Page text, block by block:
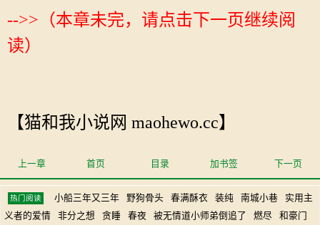
-->>（本章未完，请点击下一页继续阅
读）
【猫和我小说网 maohewo.cc】
上一章 首页 目录 加书签 下一页
热门阅读 小船三年又三年 野狗骨头 春满酥衣 装纯 南城小巷
实用主
义者的爱情
非分之想 贪睡 春夜 被无情道小师弟倒追了 燃尽
和豪门